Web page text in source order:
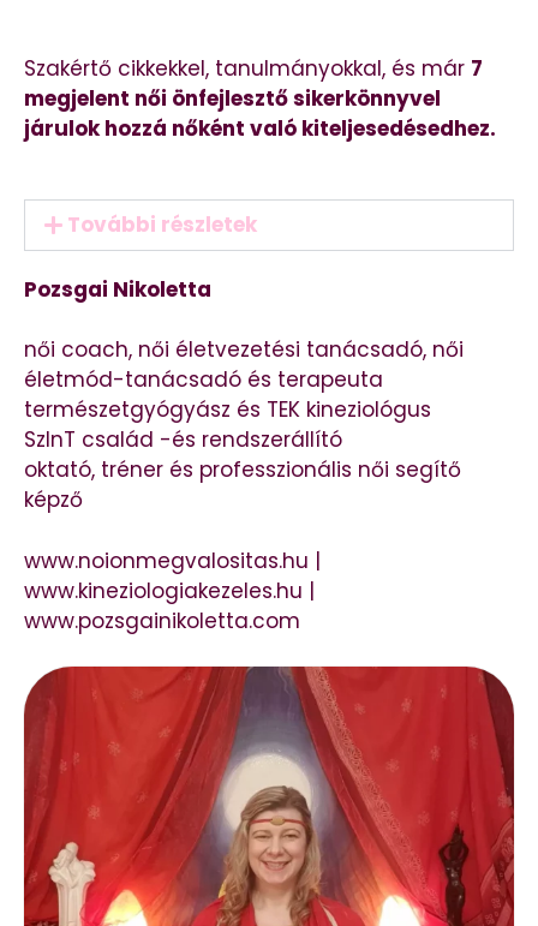
Szakértő cikkekkel, tanulmányokkal, és már 7
megjelent női önfejlesztő sikerkönnyvel
járulok hozzá nőként való kiteljesedésedhez.
További részletek
Pozsgai Nikoletta
női coach, női életvezetési tanácsadó, női
életmód-tanácsadó és terapeuta
természetgyógyász és TEK kineziológus
SzInT család -és rendszerállító
oktató, tréner és professzionális női segítő
képző
www.noionmegvalositas.hu |
www.kineziologiakezeles.hu |
www.pozsgainikoletta.com